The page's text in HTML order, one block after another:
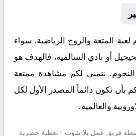
لعبة المتعة والروح الرياضية. سواء
أو نادي السالمية، فالهدف هو
النجوم. نتمنى لكم مشاهدة ممتعة
بأن نكون دائماً المصدر الأول لكل
والعالمية.
فريق عمل يلا شوت - تغطية حصرية